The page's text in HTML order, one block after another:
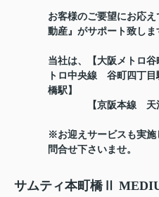
お客様のご要望にお応
動産』がサポート致しま
当社は、【大阪メトロ
トロ中央線 谷町四丁
橋駅】
【京阪本線 天満橋
※お迎えサービスも実施
問合せ下さいませ。
サムティ本町橋Ⅱ